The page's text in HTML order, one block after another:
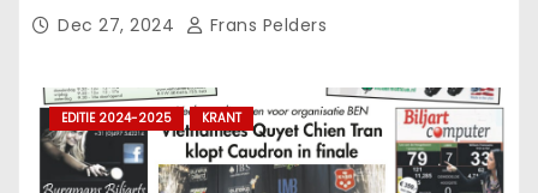
Dec 27, 2024 Frans Pelders
EDITIE 2024-2025 KRANT